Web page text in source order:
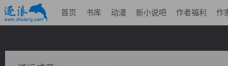
首页 书库 动漫 新小说吧 作者福利 作